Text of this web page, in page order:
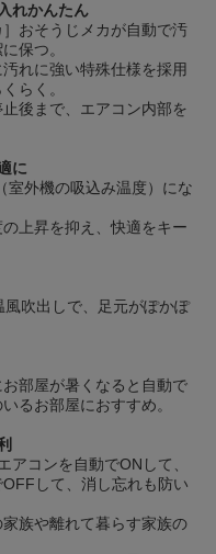
れかんたん
おそうじメカが自動で汚
保つ。
れに強い特殊仕様を採用
らく。
後まで、エアコン内部を
に
外機の吸込み温度）にな
上昇を抑え、快適をキー
吹出しで、足元がぽかぽ
部屋が暑くなると自動で
るお部屋におすすめ。
コンを自動でONして、
して、消し忘れも防い
族や離れて暮らす家族の